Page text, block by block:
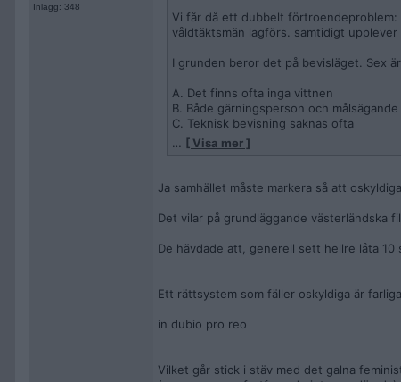
Inlägg: 348
Vi får då ett dubbelt
våldtäktsmän lagförs. samtidigt
I grunden beror det på bevisläget. Sex
A. Det finns ofta inga vittnen
B. Både gärningsperson och
C. Teknisk bevisning saknas ofta
Samhället ser, med rätta, våldtäkt som
Många våldtäktsmän går fria och falska
När politiker ställs inför vad de
höja straffen och utvidga
… [ Visa mer ]
Ja samhället måste markera så att
Det vilar på grundläggande västerländska
De hävdade att, generell sett hellre låta
Ett rättsystem som fäller oskyldiga är
in dubio pro reo
Vilket går stick i stäv med det galna